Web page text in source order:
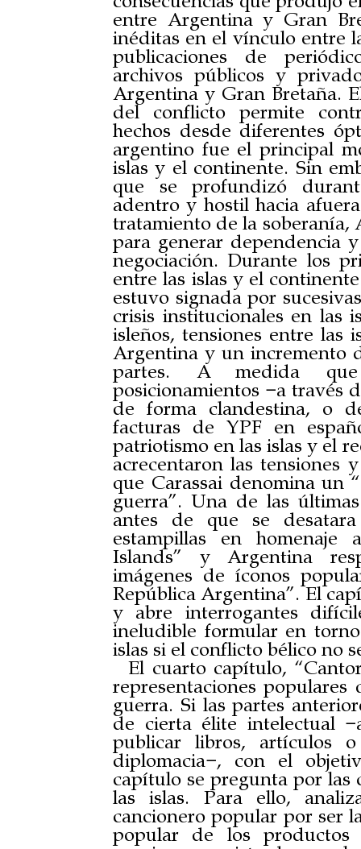
entre Argentina y Gran
inéditas en el vínculo entre
publicaciones de
archivos públicos y
Argentina y Gran Bretaña.
del conflicto permite
hechos desde diferentes
argentino fue el principal
islas y el continente. Sin
que se profundizó
adentro y hostil hacia
tratamiento de la soberanía,
para generar dependencia
negociación. Durante los
entre las islas y el
estuvo signada por
crisis institucionales en las
isleños, tensiones entre las
Argentina y un incremento
partes. A medida
posicionamientos −a través
de forma clandestina, o
facturas de YPF en
patriotismo en las islas y el
acrecentaron las tensiones
que Carassai denomina un
guerra”. Una de las
antes de que se
estampillas en homenaje
Islands” y Argentina
imágenes de íconos
República Argentina”. El
y abre interrogantes
ineludible formular en
islas si el conflicto bélico no
El cuarto capítulo,
representaciones
guerra. Si las partes
de cierta élite intelectual
publicar libros,
diplomacia−, con el
capítulo se pregunta por las
las islas. Para ello,
cancionero popular por ser
popular de los productos